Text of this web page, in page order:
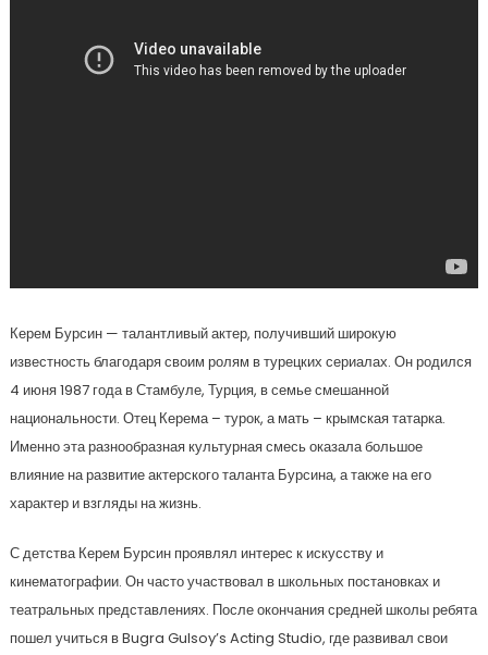
Керем Бурсин — талантливый актер, получивший широкую
известность благодаря своим ролям в турецких сериалах. Он родился
4 июня 1987 года в Стамбуле, Турция, в семье смешанной
национальности. Отец Керема – турок, а мать – крымская татарка.
Именно эта разнообразная культурная смесь оказала большое
влияние на развитие актерского таланта Бурсина, а также на его
характер и взгляды на жизнь.
С детства Керем Бурсин проявлял интерес к искусству и
кинематографии. Он часто участвовал в школьных постановках и
театральных представлениях. После окончания средней школы ребята
пошел учиться в Bugra Gulsoy’s Acting Studio, где развивал свои